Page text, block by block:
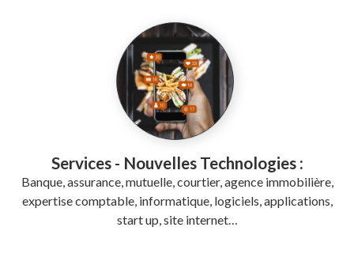
Services - Nouvelles Technologies :
Banque, assurance, mutuelle, courtier, agence immobilière,
expertise comptable, informatique, logiciels, applications,
start up, site internet…